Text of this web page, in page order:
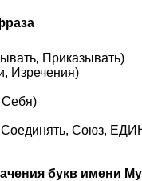
Приказывать)
Изречения)
Союз,
букв имени